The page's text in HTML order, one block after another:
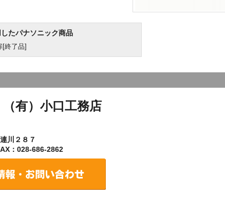
たパナソニック商品
終了品]
（有）小口工務店
川２８７
：028-686-2862